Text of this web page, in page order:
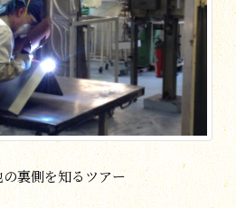
裏側を知るツアー